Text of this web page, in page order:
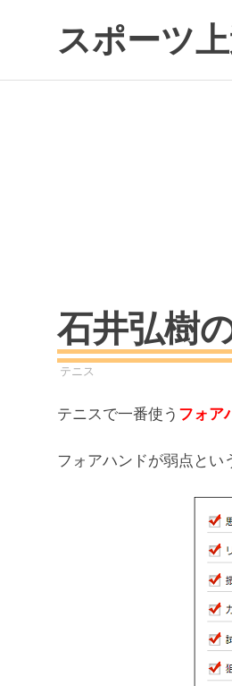
スポーツ
石井弘樹
2022年8月27日
SPORTS
テニス
テニスで一番使う フォア
フォアハンドが弱点とい